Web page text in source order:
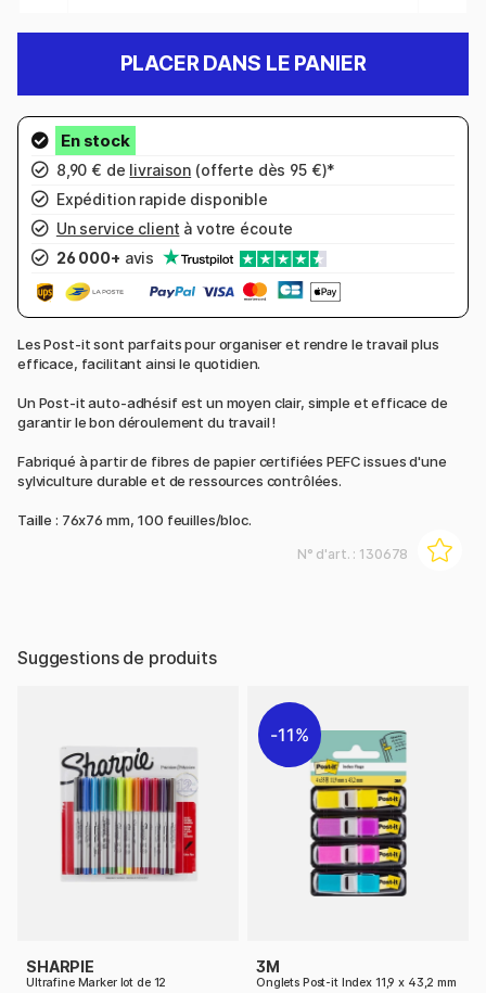
PLACER DANS LE PANIER
8,90 € de livraison (offerte dès 95 €)*
Expédition rapide disponible
Un service client à votre écoute
26 000+ avis
Les Post-it sont parfaits pour organiser et rendre le travail plus
efficace, facilitant ainsi le quotidien.
Un Post-it auto-adhésif est un moyen clair, simple et efficace de
garantir le bon déroulement du travail !
Fabriqué à partir de fibres de papier certifiées PEFC issues d'une
sylviculture durable et de ressources contrôlées.
Taille : 76x76 mm, 100 feuilles/bloc.
N° d'art. : 130678
Suggestions de produits
SHARPIE
Ultrafine Marker lot de 12
11%
3M
Onglets Post-it Index 11,9 x 43,2 mm